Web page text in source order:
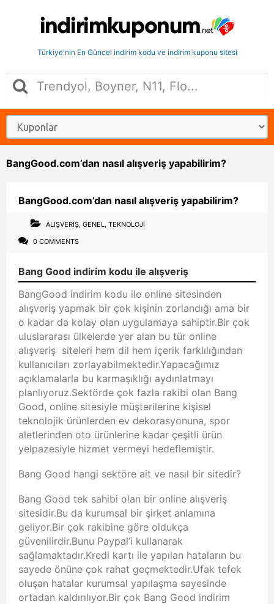
Türkiye'nin En Güncel indirim kodu ve indirim kuponu sitesi
BangGood.com’dan nasıl alışveriş yapabilirim?
BangGood.com’dan nasıl alışveriş yapabilirim?
ALIŞVERIŞ, GENEL, TEKNOLOJI
0 COMMENTS
Bang Good indirim kodu ile alışveriş
BangGood indirim kodu ile online sitesinden
alışveriş yapmak bir çok kişinin zorlandığı ama bir
o kadar da kolay olan uygulamaya sahiptir.Bir çok
uluslararası ülkelerde yer alan bu tür online
alışveriş siteleri hem dil hem içerik farklılığından
kullanıcıları zorlayabilmektedir.Yapacağımız
açıklamalarla bu karmaşıklığı aydınlatmayı
planlıyoruz.Sektörde çok fazla rakibi olan Bang
Good, online sitesiyle müşterilerine kişisel
teknolojik ürünlerden ev dekorasyonuna, spor
aletlerinden oto ürünlerine kadar çeşitli ürün
yelpazesiyle hizmet vermeyi hedeflemiştir.
Bang Good hangi sektöre ait ve nasıl bir sitedir?
Bang Good tek sahibi olan bir online alışveriş
sitesidir.Bu da kurumsal bir şirket anlamına
geliyor.Bir çok rakibine göre oldukça
güvenilirdir.Bunu Paypal’i kullanarak
sağlamaktadır.Kredi kartı ile yapılan hataların bu
sayede önüne çok rahat geçmektedir.Ufak tefek
oluşan hatalar kurumsal yapılaşma sayesinde
ortadan kaldırılıyor.Bir çok Bang Good indirim